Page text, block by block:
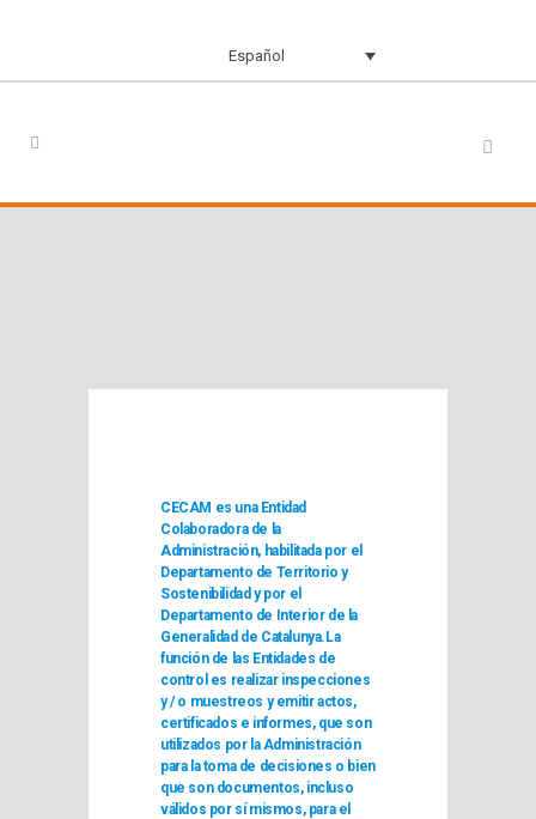
Español
CECAM es una Entidad
Colaboradora de la
Administración, habilitada por el
Departamento de Territorio y
Sostenibilidad y por el
Departamento de Interior de la
Generalidad de Catalunya.La
función de las Entidades de
control es realizar inspecciones
y / o muestreos y emitir actos,
certificados e informes, que son
utilizados por la Administración
para la toma de decisiones o bien
que son documentos, incluso
válidos por sí mismos, para el